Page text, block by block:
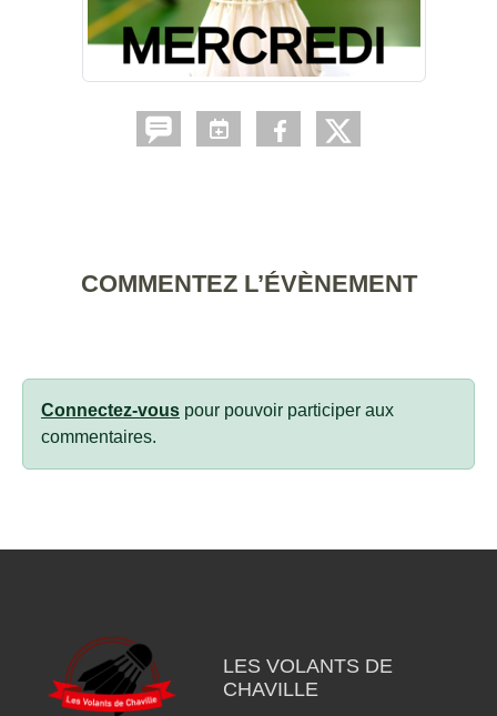
COMMENTEZ L’ÉVÈNEMENT
Connectez-vous pour pouvoir participer aux
commentaires.
LES VOLANTS DE
CHAVILLE